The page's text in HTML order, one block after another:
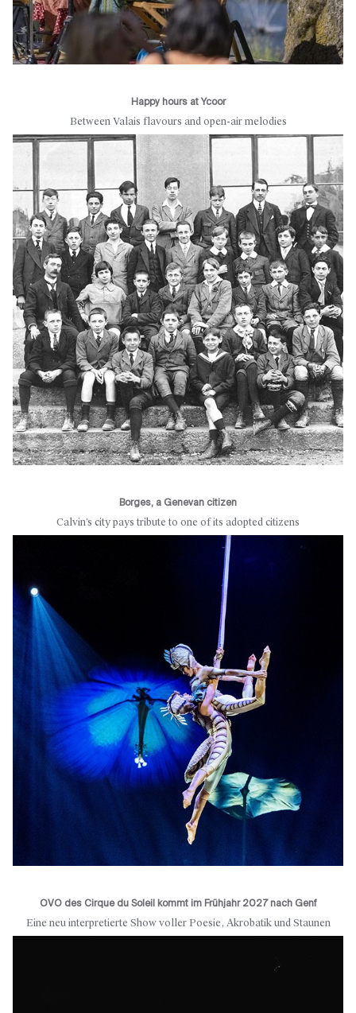
Happy hours at Ycoor
Between Valais flavours and open-air melodies
Borges, a Genevan citizen
Calvin’s city pays tribute to one of its adopted citizens
OVO des Cirque du Soleil kommt im Frühjahr 2027 nach Genf
Eine neu interpretierte Show voller Poesie, Akrobatik und Staunen